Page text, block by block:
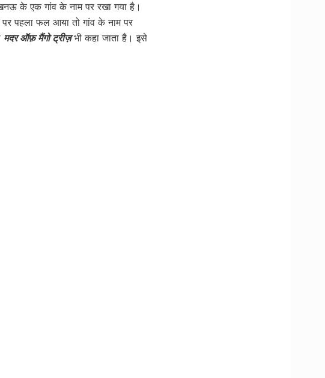
के एक गांव के नाम पर रखा गया है।
पहला फल आया तो गांव के नाम पर
मदर ऑफ़ मैंगो ट्रीज़ भी कहा जाता है। इसे